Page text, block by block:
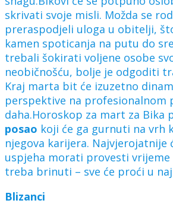
skrivati svoje misli. Možda se
preraspodjeli uloga u obitelji,
kamen spoticanja na putu do
trebali šokirati voljene osobe
neobičnošću, bolje je odgoditi
Kraj marta bit će izuzetno
perspektive na profesionalnom
daha.Horoskop za mart za Bika
posao koji će ga gurnuti na vrh
njegova karijera. Najvjerojatnije
uspjeha morati provesti vrijeme
treba brinuti – sve će proći u
Blizanci